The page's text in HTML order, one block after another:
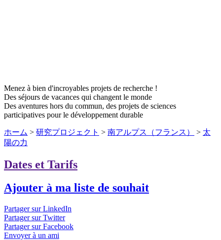
Menez à bien d'incroyables projets de recherche !
Des séjours de vacances qui changent le monde
Des aventures hors du commun, des projets de sciences
participatives pour le développement durable
ホーム > 研究プロジェクト > 南アルプス（フランス） > 太
陽の力
Dates et Tarifs
Ajouter à ma liste de souhait
Partager sur LinkedIn
Partager sur Twitter
Partager sur Facebook
Envoyer à un ami